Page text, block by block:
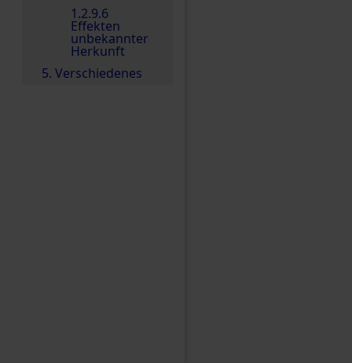
1.2.9.6
Effekten
unbekannter
Herkunft
5. Verschiedenes